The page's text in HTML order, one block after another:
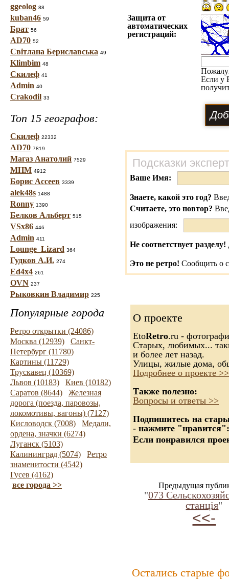
ggeolog 88
kuban46 59
Брат 56
AD70 52
Світлана Бериславська 49
Klimbim 48
Скилеф 41
Admin 40
Crakodil 33
Топ 15 географов:
Скилеф 22332
AD70 7819
Магаз Анатолий 7529
МНМ 4912
Борис Ассеев 3339
alek48s 1488
Ronny 1390
Белков Альберт 515
VSx86 446
Admin 411
Lounge_Lizard 364
Гудков А.И. 274
Ed4x4 261
OVN 237
Рыковкин Владимир 225
Популярные города
Ретро открытки (24086)
Москва (12939)
Санкт-
Петербург (11780)
Картины (11729)
Трускавец (10369)
Львов (10183)
Киев (10182)
Саратов (8644)
Железная
дорога (поезда, паровозы,
локомотивы, вагоны) (7127)
Кисловодск (7008)
Медали,
ордена, значки (6274)
Луганск (5103)
Калининград (5074)
Ретро
знаменитости (4542)
Гусев (4162)
все города >>
Защита от
автоматических
регистраций:
Если у
Подсказки
Ваше Имя:
Знаете, какой это год?
Считаете, это повтор?
изображения:
Не соответствует разделу!
Это не ретро! Сообщить о
О проекте
EtoRetro.ru -
Старых, любимых...
и более лет назад.
Улицы, жилые дома,
Подробнее о проекте >>
Также полезно:
Вопросы и ответы >>
Подпишитесь на
- нажмите "нравится":
Если понравился
Предыдущая
"073
станцiя"
<<-
Остались старые